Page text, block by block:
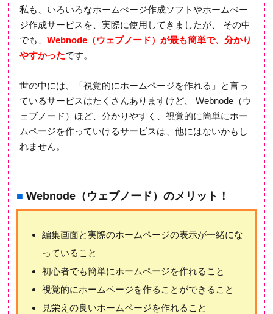
私も、いろいろなホームぺージ作成ソフトやホームぺー
ジ作成サービスを、実際に使用してきましたが、 その中
でも、 Webnode（ウェブノード）が最も簡単で、分かり
やすかったです。
世の中には、「視覚的にホームページを作れる」と言っ
ているサービスはたくさんありますけど、 Webnode（ウ
ェブノード）ほど、分かりやすく、視覚的に簡単にホー
ムページを作っていけるサービスは、他にはないかもし
れません。
■ Webnode（ウェブノード）のメリット！
編集画面と実際のホームページの表示が一緒にな
っていること
初心者でも簡単にホームページを作れること
視覚的にホームページを作ることができること
見栄えの良いホームページを作れること